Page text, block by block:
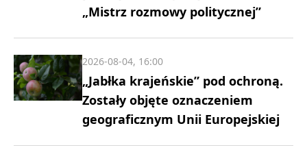
„Mistrz rozmowy politycznej”
„Jabłka krajeńskie” pod ochroną.
Zostały objęte oznaczeniem
geograficznym Unii Europejskiej
2026-08-04, 16:00